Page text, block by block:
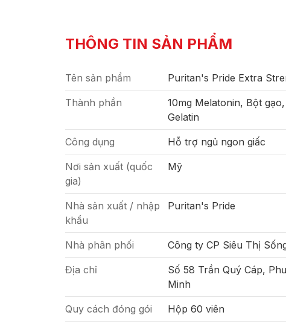
THÔNG TIN SẢN PHẨM
Tên sản phẩm Puritan's Pride Extra
Thành phần
10mg Melatonin, Bột
Gelatin
Công dụng Hỗ trợ ngủ ngon giấc
Nơi sản xuất (quốc
gia)
Mỹ
Nhà sản xuất / nhập
khẩu
Puritan's Pride
Nhà phân phối Công ty CP Siêu Thị
Địa chỉ
Số 58 Trần Quý Cáp,
Minh
Quy cách đóng gói Hộp 60 viên